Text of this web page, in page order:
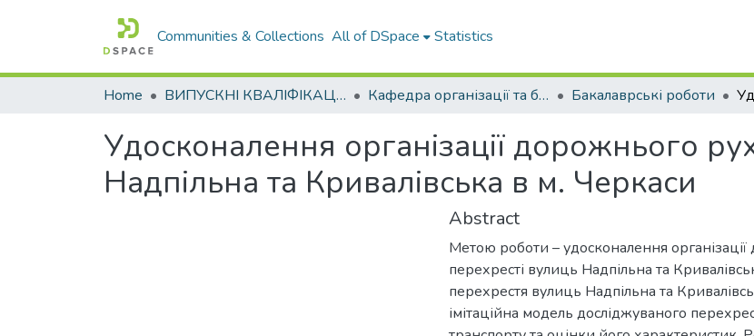
Communities & Collections All of DSpace Statistics
Home ВИПУСКНІ КВАЛІФІКАЦІЙНІ РОБОТИ Кафедра організації та безпеки дорожнього руху Бакалаврські роботи
Удосконалення організації дорожнього
Надпільна та Кривалівська в м. Черкаси
Abstract
Метою роботи – удосконалення
перехресті вулиць Надпільна та
перехрестя вулиць Надпільна та
імітаційна модель досліджуваного